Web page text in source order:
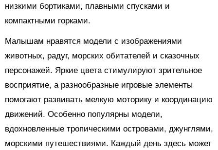
низкими бортиками, плавными спусками и
компактными горками.
Малышам нравятся модели с изображениями
животных, радуг, морских обитателей и сказочных
персонажей. Яркие цвета стимулируют зрительное
восприятие, а разнообразные игровые элементы
помогают развивать мелкую моторику и координацию
движений. Особенно популярны модели,
вдохновленные тропическими островами, джунглями,
морскими путешествиями. Каждый день здесь может